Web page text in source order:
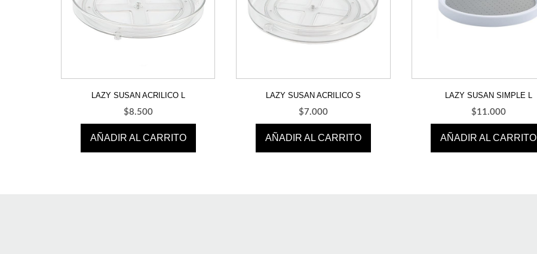
LAZY SUSAN ACRILICO L
$8.500
AÑADIR AL CARRITO
LAZY SUSAN ACRILICO S
$7.000
AÑADIR AL CARRITO
LAZY SUSAN SIMPLE L
$11.000
AÑADIR AL CARRITO